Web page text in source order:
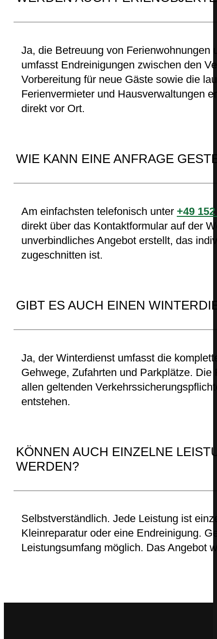
Ja, die Betreuung von Ferienwohnungen
umfasst Endreinigungen zwischen den
Vorbereitung für neue Gäste sowie die
Ferienvermieter und Hausverwaltungen
direkt vor Ort.
WIE KANN EINE ANFRAGE
Am einfachsten telefonisch unter +49
direkt über das Kontaktformular auf der
unverbindliches Angebot erstellt, das
zugeschnitten ist.
GIBT ES AUCH EINEN
Ja, der Winterdienst umfasst die
Gehwege, Zufahrten und Parkplätze.
allen geltenden
entstehen.
KÖNNEN AUCH EINZELNE
WERDEN?
Selbstverständlich. Jede Leistung ist
Kleinreparatur oder eine Endreinigung.
Leistungsumfang möglich. Das Angebot